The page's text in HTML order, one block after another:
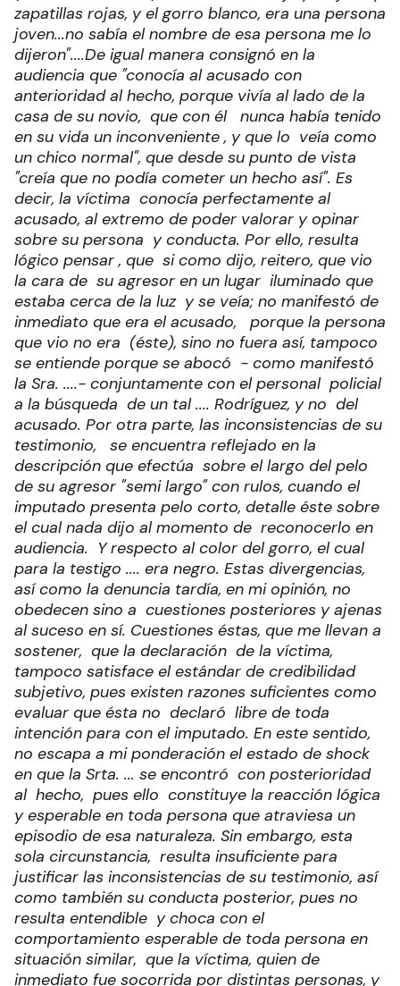
zapatillas rojas, y el gorro blanco, era una persona
joven...no sabía el nombre de esa persona me lo
dijeron"....De igual manera consignó en la
audiencia que "conocía al acusado con
anterioridad al hecho, porque vivía al lado de la
casa de su novio, que con él nunca había tenido
en su vida un inconveniente , y que lo veía como
un chico normal", que desde su punto de vista
"creía que no podía cometer un hecho así". Es
decir, la víctima conocía perfectamente al
acusado, al extremo de poder valorar y opinar
sobre su persona y conducta. Por ello, resulta
lógico pensar , que si como dijo, reitero, que vio
la cara de su agresor en un lugar iluminado que
estaba cerca de la luz y se veía; no manifestó de
inmediato que era el acusado, porque la persona
que vio no era (éste), sino no fuera así, tampoco
se entiende porque se abocó - como manifestó
la Sra. ....- conjuntamente con el personal policial
a la búsqueda de un tal .... Rodríguez, y no del
acusado. Por otra parte, las inconsistencias de su
testimonio, se encuentra reflejado en la
descripción que efectúa sobre el largo del pelo
de su agresor "semi largo" con rulos, cuando el
imputado presenta pelo corto, detalle éste sobre
el cual nada dijo al momento de reconocerlo en
audiencia. Y respecto al color del gorro, el cual
para la testigo .... era negro. Estas divergencias,
así como la denuncia tardía, en mi opinión, no
obedecen sino a cuestiones posteriores y ajenas
al suceso en sí. Cuestiones éstas, que me llevan a
sostener, que la declaración de la víctima,
tampoco satisface el estándar de credibilidad
subjetivo, pues existen razones suficientes como
evaluar que ésta no declaró libre de toda
intención para con el imputado. En este sentido,
no escapa a mi ponderación el estado de shock
en que la Srta. ... se encontró con posterioridad
al hecho, pues ello constituye la reacción lógica
y esperable en toda persona que atraviesa un
episodio de esa naturaleza. Sin embargo, esta
sola circunstancia, resulta insuficiente para
justificar las inconsistencias de su testimonio, así
como también su conducta posterior, pues no
resulta entendible y choca con el
comportamiento esperable de toda persona en
situación similar, que la víctima, quien de
inmediato fue socorrida por distintas personas, y